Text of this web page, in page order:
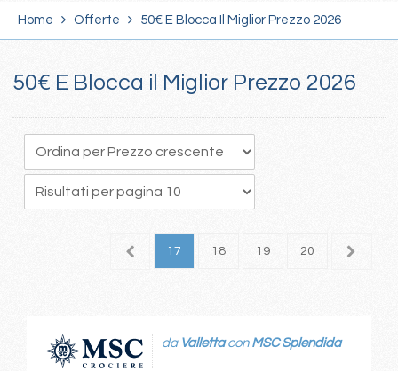
Home Offerte 50€ E Blocca Il Miglior Prezzo 2026
50€ E Blocca il Miglior Prezzo 2026
16 17 18 19 20 21
da Vallettacon MSC Splendida